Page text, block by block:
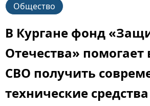
Общество
В Кургане фонд
Отечества» помогает
СВО получить
технические средства